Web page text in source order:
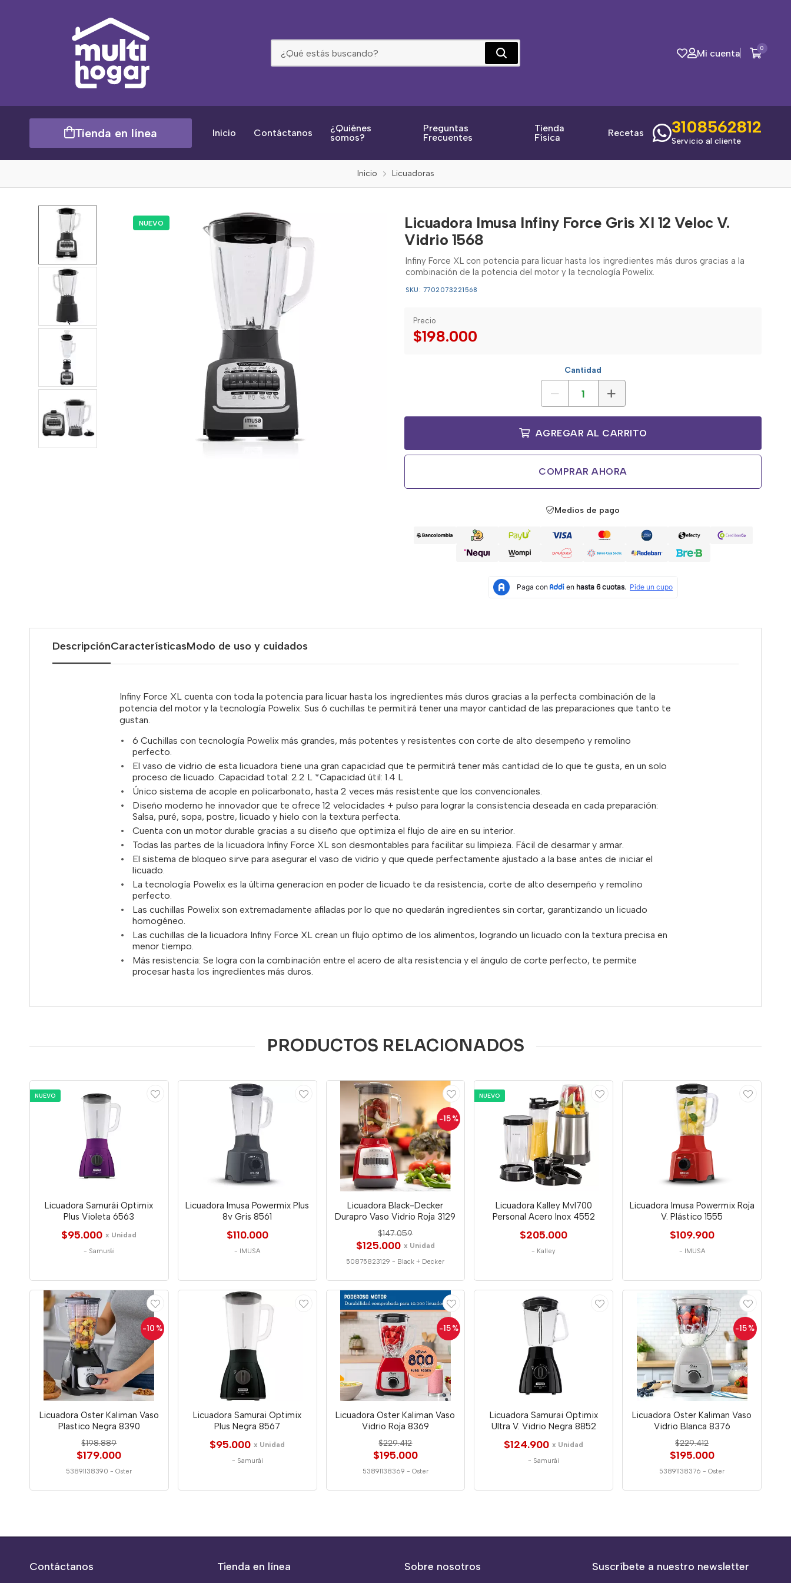
Mi cuenta 0
Tienda en línea Inicio Contáctanos
¿Quiénes
somos?
Preguntas
Frecuentes
Tienda
Física
Recetas 3108562812
Servicio al cliente
Inicio Licuadoras
NUEVO
Licuadora Imusa Infiny Force Gris Xl 12 Veloc V.
Vidrio 1568
Infiny Force XL con potencia para licuar hasta los ingredientes más duros gracias a la
combinación de la potencia del motor y la tecnología Powelix.
SKU: 7702073221568
Precio
$198.000
Cantidad
AGREGAR AL CARRITO
COMPRAR AHORA
Medios de pago
DescripciónCaracterísticasModo de uso y cuidados
Infiny Force XL cuenta con toda la potencia para licuar hasta los ingredientes más duros gracias a la perfecta combinación de la
potencia del motor y la tecnología Powelix. Sus 6 cuchillas te permitirá tener una mayor cantidad de las preparaciones que tanto te
gustan.
6 Cuchillas con tecnología Powelix más grandes, más potentes y resistentes con corte de alto desempeño y remolino
perfecto.
El vaso de vidrio de esta licuadora tiene una gran capacidad que te permitirá tener más cantidad de lo que te gusta, en un solo
proceso de licuado. Capacidad total: 2.2 L *Capacidad útil: 1.4 L
Único sistema de acople en policarbonato, hasta 2 veces más resistente que los convencionales.
Diseño moderno he innovador que te ofrece 12 velocidades + pulso para lograr la consistencia deseada en cada preparación:
Salsa, puré, sopa, postre, licuado y hielo con la textura perfecta.
Cuenta con un motor durable gracias a su diseño que optimiza el flujo de aire en su interior.
Todas las partes de la licuadora Infiny Force XL son desmontables para facilitar su limpieza. Fácil de desarmar y armar.
El sistema de bloqueo sirve para asegurar el vaso de vidrio y que quede perfectamente ajustado a la base antes de iniciar el
licuado.
La tecnología Powelix es la última generacion en poder de licuado te da resistencia, corte de alto desempeño y remolino
perfecto.
Las cuchillas Powelix son extremadamente afiladas por lo que no quedarán ingredientes sin cortar, garantizando un licuado
homogéneo.
Las cuchillas de la licuadora Infiny Force XL crean un flujo optimo de los alimentos, logrando un licuado con la textura precisa en
menor tiempo.
Más resistencia: Se logra con la combinación entre el acero de alta resistencia y el ángulo de corte perfecto, te permite
procesar hasta los ingredientes más duros.
PRODUCTOS RELACIONADOS
NUEVO
Licuadora Samurái Optimix
Plus Violeta 6563
$95.000 x Unidad
- Samurái
Licuadora Imusa Powermix Plus
8v Gris 8561
$110.000
- IMUSA
-15 %
Licuadora Black-Decker
Durapro Vaso Vidrio Roja 3129
$147.059
$125.000 x Unidad
50875823129 - Black + Decker
NUEVO
Licuadora Kalley Mvl700
Personal Acero Inox 4552
$205.000
- Kalley
Licuadora Imusa Powermix Roja
V. Plástico 1555
$109.900
- IMUSA
-10 %
Licuadora Oster Kaliman Vaso
Plastico Negra 8390
$198.889
$179.000
53891138390 -Oster
Licuadora Samurai Optimix
Plus Negra 8567
$95.000 x Unidad
- Samurái
-15 %
Licuadora Oster Kaliman Vaso
Vidrio Roja 8369
$229.412
$195.000
53891138369 - Oster
Licuadora Samurai Optimix
Ultra V. Vidrio Negra 8852
$124.900 x Unidad
- Samurái
-15 %
Licuadora Oster Kaliman Vaso
Vidrio Blanca 8376
$229.412
$195.000
53891138376 -Oster
Contáctanos Tienda en línea Sobre nosotros Suscríbete a nuestro newsletter